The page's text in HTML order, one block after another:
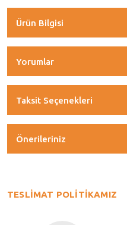
Ürün Bilgisi
Yorumlar
Taksit Seçenekleri
Önerileriniz
TESLİMAT POLİTİKAMIZ